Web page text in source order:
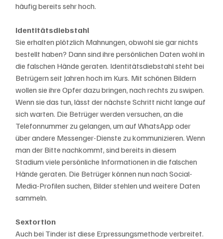
häufig bereits sehr hoch.
Identitätsdiebstahl
Sie erhalten plötzlich Mahnungen, obwohl sie gar nichts
bestellt haben? Dann sind ihre persönlichen Daten wohl in
die falschen Hände geraten. Identitätsdiebstahl steht bei
Betrügern seit Jahren hoch im Kurs. Mit schönen Bildern
wollen sie ihre Opfer dazu bringen, nach rechts zu swipen.
Wenn sie das tun, lässt der nächste Schritt nicht lange auf
sich warten. Die Betrüger werden versuchen, an die
Telefonnummer zu gelangen, um auf WhatsApp oder
über andere Messenger-Dienste zu kommunizieren. Wenn
man der Bitte nachkommt, sind bereits in diesem
Stadium viele persönliche Informationen in die falschen
Hände geraten. Die Betrüger können nun nach Social-
Media-Profilen suchen, Bilder stehlen und weitere Daten
sammeln.
Sextortion
Auch bei Tinder ist diese Erpressungsmethode verbreitet.